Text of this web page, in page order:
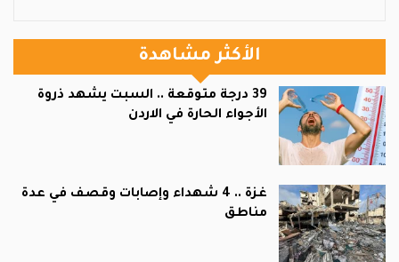
الأكثر مشاهدة
39 درجة متوقعة .. السبت يشهد ذروة
الأجواء الحارة في الاردن
غزة .. 4 شهداء وإصابات وقصف في عدة
مناطق